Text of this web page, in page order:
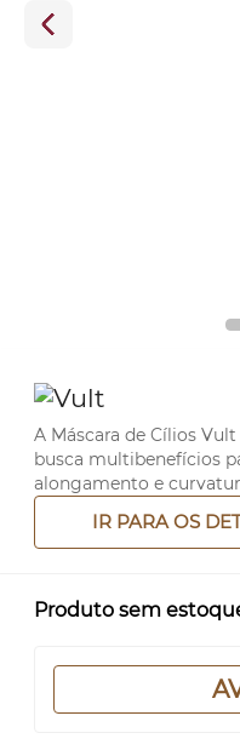
A Máscara de Cílios
busca multibenefícios
alongamento e
IR PARA OS
Produto sem